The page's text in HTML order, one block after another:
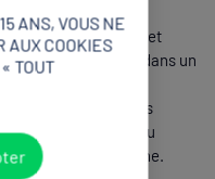
des Alpes 2030, le
Autour de cet
s’animeront dans un
la flamme et des
neige et la glace, les
du
de montagne.
ANS, VOUS NE
AUX COOKIES
TOUT